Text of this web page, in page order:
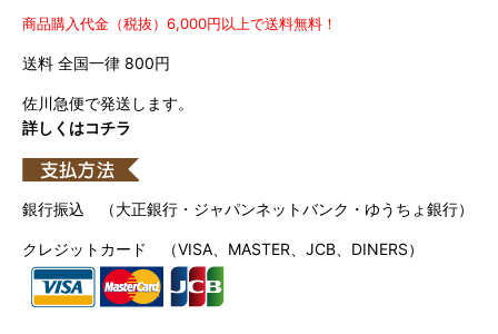
商品購入代金（税抜）6,000円以上で送料無料！
送料 全国一律 800円
佐川急便で発送します。
詳しくはコチラ
銀行振込 （大正銀行・ジャパンネットバンク・ゆうちょ銀行）
クレジットカード （VISA、MASTER、JCB、DINERS）